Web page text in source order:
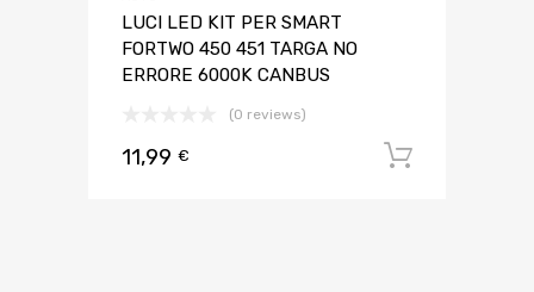
LUCI LED KIT PER SMART
FORTWO 450 451 TARGA NO
ERRORE 6000K CANBUS
(0 reviews)
11,99 €